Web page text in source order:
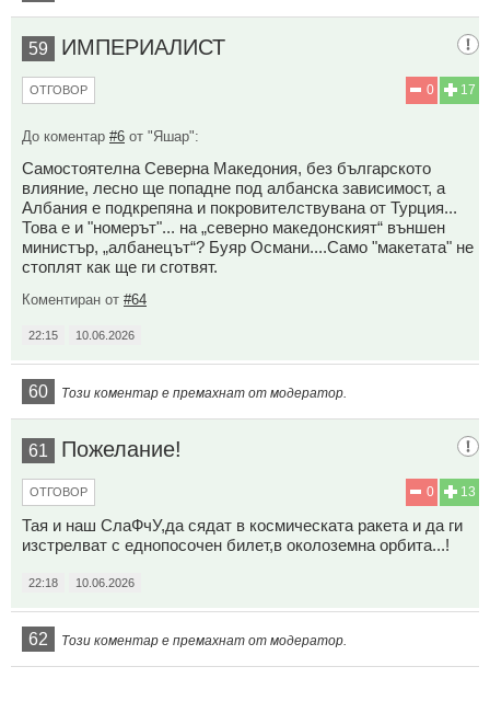
59 ИМПЕРИАЛИСТ
17
0
ОТГОВОР
До коментар #6 от "Яшар":
Самостоятелна Северна Македония, без българското
влияние, лесно ще попадне под албанска зависимост, а
Албания е подкрепяна и покровителствувана от Турция...
Това е и "номерът"... на „северно македонският“ външен
министър, „албанецът“? Буяр Османи....Само "макетата" не
стоплят как ще ги сготвят.
Коментиран от #64
22:15 10.06.2026
60 Този коментар е премахнат от модератор.
61 Пожелание!
13
0
ОТГОВОР
Тая и наш СлаФчУ,да сядат в космическата ракета и да ги
изстрелват с еднопосочен билет,в околоземна орбита...!
22:18 10.06.2026
62 Този коментар е премахнат от модератор.